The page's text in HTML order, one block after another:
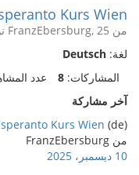
Kurs Wien
من FranzEbersburg, 25 نوفمبر، 2023
لغة: Deutsch
المشاركات: 8 عدد
آخر مشاركة
(de)
Kurs Wien
من FranzEbersburg
10 ديسمبر، 2025